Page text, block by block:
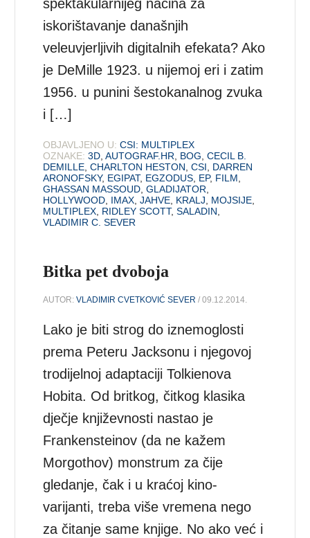
spektakularnijeg načina za
iskorištavanje današnjih
veleuvjerljivih digitalnih efekata? Ako
je DeMille 1923. u nijemoj eri i zatim
1956. u punini šestokanalnog zvuka
i […]
OBJAVLJENO U: CSI: MULTIPLEX
OZNAKE: 3D,AUTOGRAF.HR, BOG,CECIL B.
DEMILLE,CHARLTON HESTON,CSI, DARREN
ARONOFSKY, EGIPAT, EGZODUS, EP, FILM,
GHASSAN MASSOUD,GLADIJATOR,
HOLLYWOOD, IMAX,JAHVE, KRALJ, MOJSIJE,
MULTIPLEX, RIDLEY SCOTT,SALADIN,
VLADIMIR C. SEVER
Bitka pet dvoboja
AUTOR:VLADIMIR CVETKOVIĆ SEVER / 09.12.2014.
Lako je biti strog do iznemoglosti
prema Peteru Jacksonu i njegovoj
trodijelnoj adaptaciji Tolkienova
Hobita. Od britkog, čitkog klasika
dječje književnosti nastao je
Frankensteinov (da ne kažem
Morgothov) monstrum za čije
gledanje, čak i u kraćoj kino-
varijanti, treba više vremena nego
za čitanje same knjige. No ako već i